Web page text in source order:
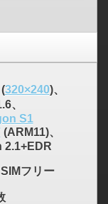
320×240)、
、
S1
(ARM11)、
2.1+EDR
フリー